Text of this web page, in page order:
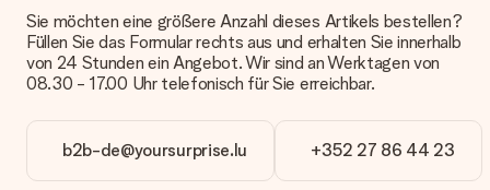
Zahlung
Wie kann ich meine Bestellung bezahlen?
Wir bieten die folgenden Zahlungsoptionen an: Vorauskasse
Kreditkarte oder auf Rechnung über Klarna. Bei einer
manuellen Überweisung verlängert sich die Lieferzeit des
Geschenks jedoch um 3 Werktage.
Sie möchten eine größere Anzahl dieses Artikels bestellen?
Füllen Sie das Formular rechts aus und erhalten Sie innerhalb
von 24 Stunden ein Angebot. Wir sind an Werktagen von
08.30 - 17.00 Uhr telefonisch für Sie erreichbar.
b2b-de@yoursurprise.lu +352 27 86 44 23